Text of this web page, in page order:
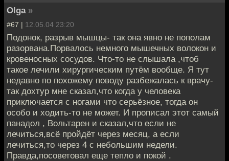
Olga »
#67 | 12.05.04 23:20
Подонок, разрыв мышцы- так она явно не пополам
разорвана.Порвалось немного мышечных волокон и
кровеносных сосудов. Что-то не слышала ,чтоб
такое лечили хирургическим путём вообще. Я тут
недавно по похожему поводу разбежалась к врачу-
так дохтур мне сказал,что когда у человека
приключается с ногами что серьёзное, тогда он
особо и ходить-то не может. И прописал этот самый
панадол , Вольтарен и сказал,что если не
лечиться,всё пройдёт через месяц, а если
лечиться,то через 4 с небольшим недели.
Правда,посоветовал еще тепло и покой .